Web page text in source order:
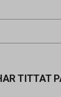
TITTAT